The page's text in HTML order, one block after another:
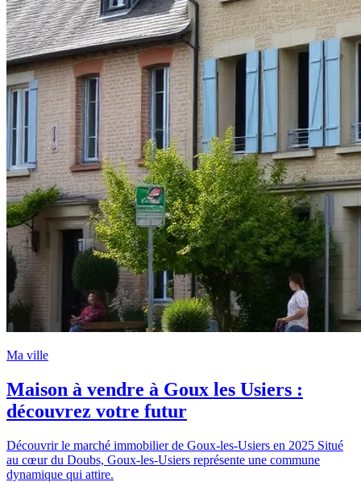
Ma ville
Maison à vendre à Goux les Usiers :
découvrez votre futur
Découvrir le marché immobilier de Goux-les-Usiers en 2025 Situé
au cœur du Doubs, Goux-les-Usiers représente une commune
dynamique qui attire.